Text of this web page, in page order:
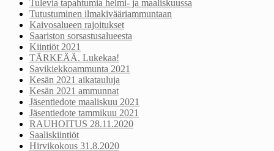
Tulevia tapahtumia helmi- ja maaliskuussa
Tutustuminen ilmakivääriammuntaan
Kaivosalueen rajoitukset
Saariston sorsastusalueesta
Kiintiöt 2021
TÄRKEÄÄ. Lukekaa!
Savikiekkoammunta 2021
Kesän 2021 aikatauluja
Kesän 2021 ammunnat
Jäsentiedote maaliskuu 2021
Jäsentiedote tammikuu 2021
RAUHOITUS 28.11.2020
Saaliskiintiöt
Hirvikokous 31.8.2020